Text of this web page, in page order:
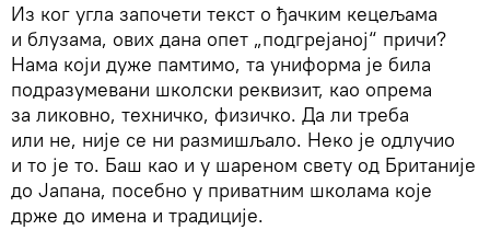
Из ког угла започети текст о ђачким кецељама
и блузама, ових дана опет „подгрејаној“ причи?
Нама који дуже памтимо, та униформа је била
подразумевани школски реквизит, као опрема
за ликовно, техничко, физичко. Да ли треба
или не, није се ни размишљало. Неко је одлучио
и то је то. Баш као и у шареном свету од Британије
до Јапана, посебно у приватним школама које
држе до имена и традиције.